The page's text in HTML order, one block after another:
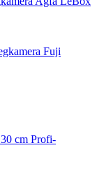
Fuji
Profi-